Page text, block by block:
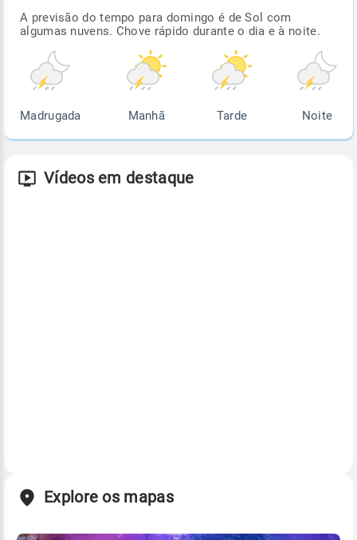
A previsão do tempo para domingo é de Sol com
algumas nuvens. Chove rápido durante o dia e à noite.
Madrugada Manhã Tarde Noite
Vídeos em destaque
Explore os mapas